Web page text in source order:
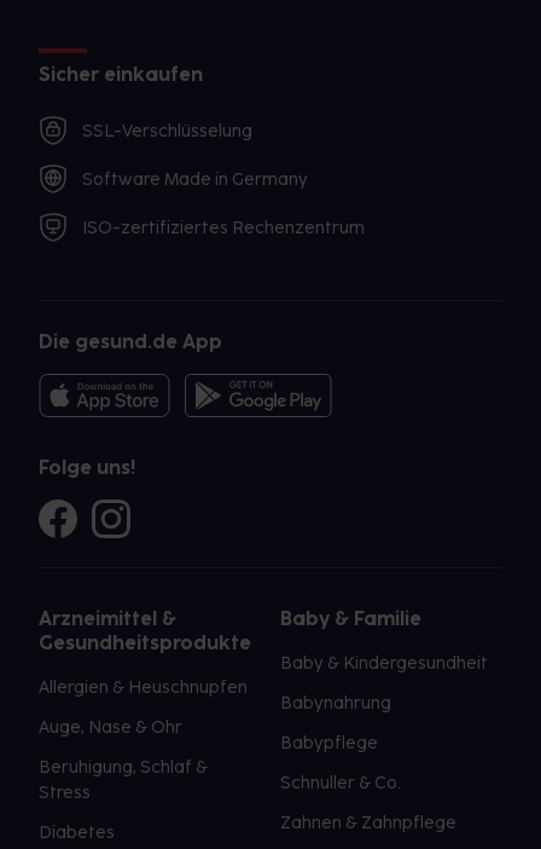
Sicher einkaufen
SSL-Verschlüsselung
Software Made in Germany
ISO-zertifiziertes Rechenzentrum
Die gesund.de App
Folge uns!
Arzneimittel &
Gesundheitsprodukte
Allergien & Heuschnupfen
Auge, Nase & Ohr
Beruhigung, Schlaf &
Stress
Diabetes
Baby & Familie
Baby & Kindergesundheit
Babynahrung
Babypflege
Schnuller & Co.
Zahnen & Zahnpflege